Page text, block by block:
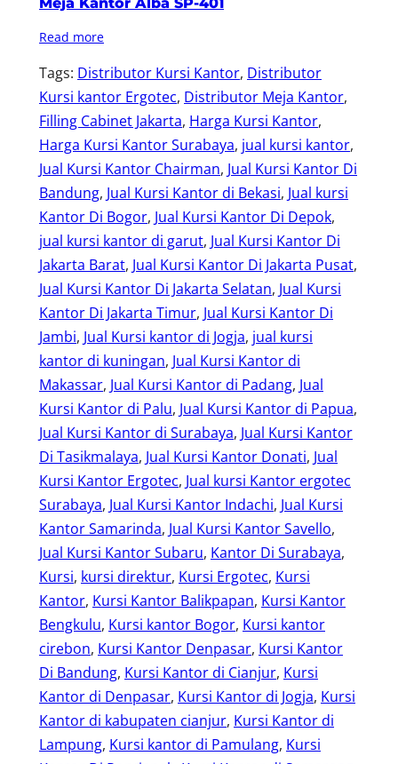
Meja Kantor Alba SP-401
Read more
Tags: Distributor Kursi Kantor, Distributor
Kursi kantor Ergotec, Distributor Meja Kantor
Filling Cabinet Jakarta, Harga Kursi Kantor
Harga Kursi Kantor Surabaya, jual kursi kantor
Jual Kursi Kantor Chairman, Jual Kursi Kantor Di
Bandung, Jual Kursi Kantor di Bekasi, Jual kursi
Kantor Di Bogor, Jual Kursi Kantor Di Depok
jual kursi kantor di garut, Jual Kursi Kantor Di
Jakarta Barat, Jual Kursi Kantor Di Jakarta Pusat
Jual Kursi Kantor Di Jakarta Selatan, Jual Kursi
Kantor Di Jakarta Timur, Jual Kursi Kantor Di
Jambi, Jual Kursi kantor di Jogja, jual kursi
kantor di kuningan, Jual Kursi Kantor di
Makassar, Jual Kursi Kantor di Padang, Jual
Kursi Kantor di Palu, Jual Kursi Kantor di Papua
Jual Kursi Kantor di Surabaya, Jual Kursi Kantor
Di Tasikmalaya, Jual Kursi Kantor Donati, Jual
Kursi Kantor Ergotec, Jual kursi Kantor ergotec
Surabaya, Jual Kursi Kantor Indachi, Jual Kursi
Kantor Samarinda, Jual Kursi Kantor Savello
Jual Kursi Kantor Subaru, Kantor Di Surabaya
Kursi, kursi direktur, Kursi Ergotec, Kursi
Kantor, Kursi Kantor Balikpapan, Kursi Kantor
Bengkulu, Kursi kantor Bogor, Kursi kantor
cirebon, Kursi Kantor Denpasar, Kursi Kantor
Di Bandung, Kursi Kantor di Cianjur, Kursi
Kantor di Denpasar, Kursi Kantor di Jogja, Kursi
Kantor di kabupaten cianjur, Kursi Kantor di
Lampung, Kursi kantor di Pamulang, Kursi